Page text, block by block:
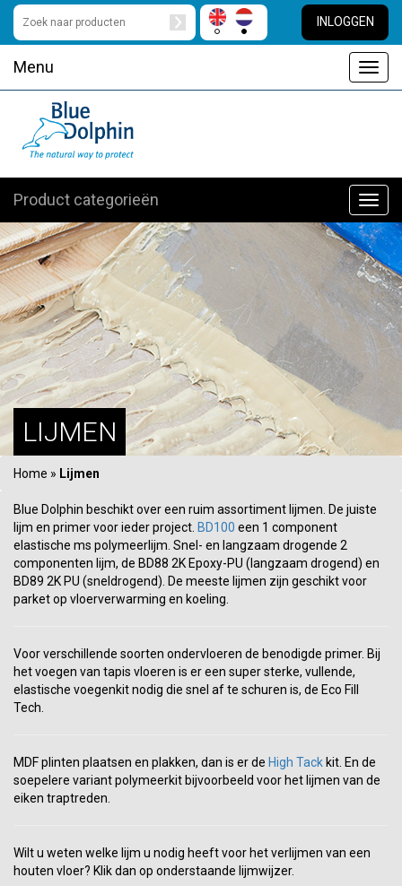
INLOGGEN
Menu
Product categorieën
LIJMEN
Home » Lijmen
Blue Dolphin beschikt over een ruim assortiment lijmen. De juiste
lijm en primer voor ieder project. BD100 een 1 component
elastische ms polymeerlijm. Snel- en langzaam drogende 2
componenten lijm, de BD88 2K Epoxy-PU (langzaam drogend) en
BD89 2K PU (sneldrogend). De meeste lijmen zijn geschikt voor
parket op vloerverwarming en koeling.
Voor verschillende soorten ondervloeren de benodigde primer. Bij
het voegen van tapis vloeren is er een super sterke, vullende,
elastische voegenkit nodig die snel af te schuren is, de Eco Fill
Tech.
MDF plinten plaatsen en plakken, dan is er de High Tackkit. En de
soepelere variant polymeerkit bijvoorbeeld voor het lijmen van de
eiken traptreden.
Wilt u weten welke lijm u nodig heeft voor het verlijmen van een
houten vloer? Klik dan op onderstaande lijmwijzer.